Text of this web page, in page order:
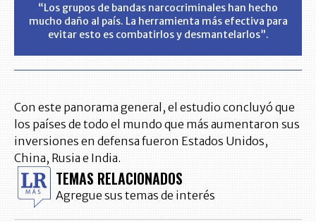
“Los grupos de bandas narcocriminales han hecho
mucho daño al país. La herramienta más efectiva para
evitar esto es combatirlos y desmantelarlos”.
Con este panorama general, el estudio concluyó que
los países de todo el mundo que más aumentaron sus
inversiones en defensa fueron Estados Unidos,
China, Rusia e India.
TEMAS RELACIONADOS
Agregue sus temas de interés